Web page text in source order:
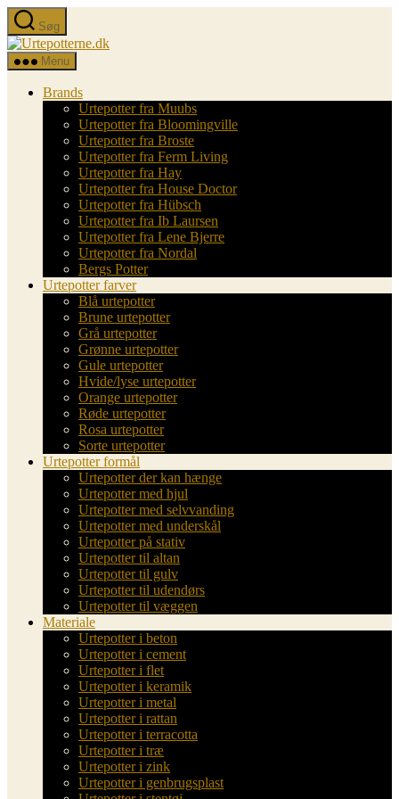
Spring
til
indholdet
Søg
Urtepotterne.dk
Menu
Brands
Urtepotter fra Muubs
Urtepotter fra Bloomingville
Urtepotter fra Broste
Urtepotter fra Ferm Living
Urtepotter fra Hay
Urtepotter fra House Doctor
Urtepotter fra Hübsch
Urtepotter fra Ib Laursen
Urtepotter fra Lene Bjerre
Urtepotter fra Nordal
Bergs Potter
Urtepotter farver
Blå urtepotter
Brune urtepotter
Grå urtepotter
Grønne urtepotter
Gule urtepotter
Hvide/lyse urtepotter
Orange urtepotter
Røde urtepotter
Rosa urtepotter
Sorte urtepotter
Urtepotter formål
Urtepotter der kan hænge
Urtepotter med hjul
Urtepotter med selvvanding
Urtepotter med underskål
Urtepotter på stativ
Urtepotter til altan
Urtepotter til gulv
Urtepotter til udendørs
Urtepotter til væggen
Materiale
Urtepotter i beton
Urtepotter i cement
Urtepotter i flet
Urtepotter i keramik
Urtepotter i metal
Urtepotter i rattan
Urtepotter i terracotta
Urtepotter i træ
Urtepotter i zink
Urtepotter i genbrugsplast